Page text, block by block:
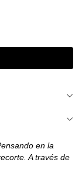
en la
A través de